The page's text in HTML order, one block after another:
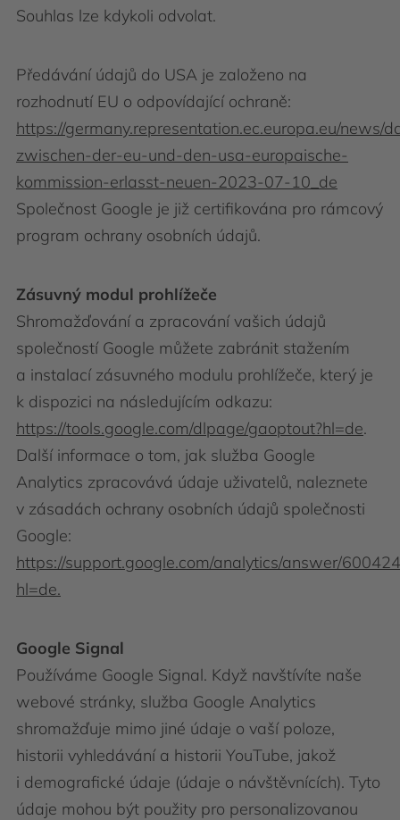
Souhlas lze kdykoli odvolat.
Předávání údajů do USA je založeno na
rozhodnutí EU o odpovídající ochraně:
https://germany.representation.ec.europa.eu/news/
zwischen-der-eu-und-den-usa-europaische-
kommission-erlasst-neuen-2023-07-10_de
Společnost Google je již certifikována pro rámcový
program ochrany osobních údajů.
Zásuvný modul prohlížeče
Shromažďování a zpracování vašich údajů
společností Google můžete zabránit stažením
a instalací zásuvného modulu prohlížeče, který je
k dispozici na následujícím odkazu:
https://tools.google.com/dlpage/gaoptout?hl=de.
Další informace o tom, jak služba Google
Analytics zpracovává údaje uživatelů, naleznete
v zásadách ochrany osobních údajů společnosti
Google:
https://support.google.com/analytics/answer/
hl=de.
Google Signal
Používáme Google Signal. Když navštívíte naše
webové stránky, služba Google Analytics
shromažďuje mimo jiné údaje o vaší poloze,
historii vyhledávání a historii YouTube, jakož
i demografické údaje (údaje o návštěvnících). Tyto
údaje mohou být použity pro personalizovanou